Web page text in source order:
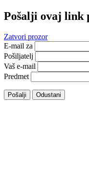
Pošalji ovaj link
Zatvori prozor
E-mail za
Pošiljatelj
Vaš e-mail
Predmet
Pošalji Odustani